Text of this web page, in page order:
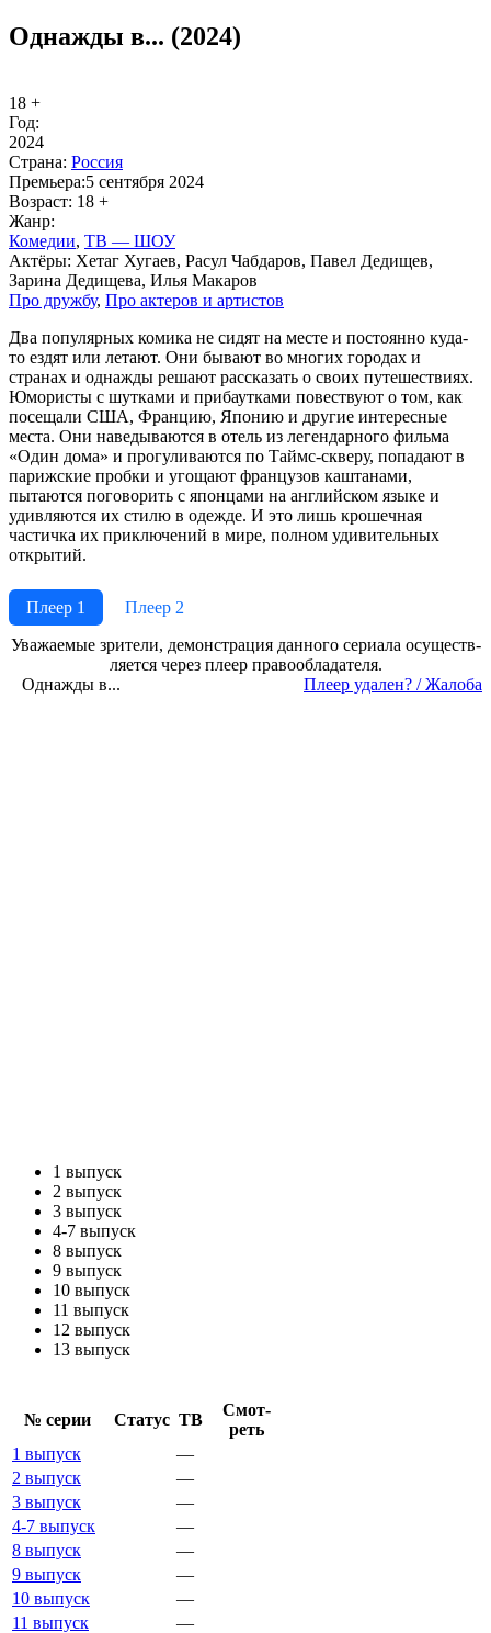
Однажды в... (2024)
18 +
Год:
2024
Стра­на: Рос­сия
Пре­мье­ра:5 сентября 2024
Воз­раст: 18 +
Жанр:
Ко­ме­дии, ТВ — ШОУ
Ак­тё­ры: Хетаг Хугаев, Расул Чабдаров, Павел Дедищев,
Зарина Дедищева, Илья Макаров
Про друж­бу, Про ак­те­ров и ар­ти­стов
Два популярных комика не сидят на месте и постоянно куда-
то ездят или летают. Они бывают во многих городах и
странах и однажды решают рассказать о своих путешествиях.
Юмористы с шутками и прибаутками повествуют о том, как
посещали США, Францию, Японию и другие интересные
места. Они наведываются в отель из легендарного фильма
«Один дома» и прогуливаются по Таймс-скверу, попадают в
парижские пробки и угощают французов каштанами,
пытаются поговорить с японцами на английском языке и
удивляются их стилю в одежде. И это лишь крошечная
частичка их приключений в мире, полном удивительных
открытий.
Плеер 1
Плеер 2
Ува­жае­мые зри­те­ли, де­мон­ст­ра­ция дан­но­го се­риа­ла осу­ще­ст­в­
ля­ет­ся че­рез пле­ер пра­во­об­ла­да­те­ля.
Однажды в...
Пле­ер уда­лен? / Жа­ло­ба
1 выпуск
2 выпуск
3 выпуск
4-7 выпуск
8 выпуск
9 выпуск
10 выпуск
11 выпуск
12 выпуск
13 выпуск
№ се­рии Ста­тус ТВ
Смот­
реть
1 выпуск
—
2 выпуск
—
3 выпуск
—
4-7 выпуск
—
8 выпуск
—
9 выпуск
—
10 выпуск
—
11 выпуск
—